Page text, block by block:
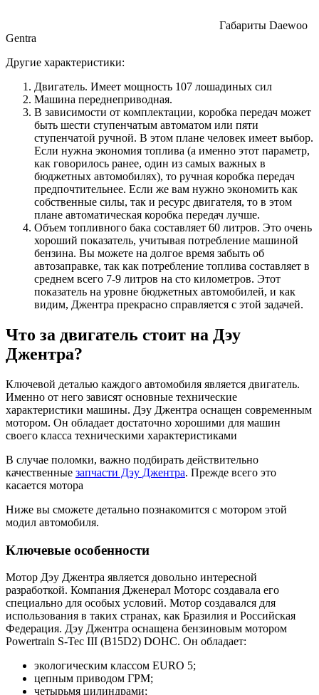
Габариты Daewoo
Gentra
Другие характеристики:
Двигатель. Имеет мощность 107 лошадиных сил
Машина переднеприводная.
В зависимости от комплектации, коробка передач может
быть шести ступенчатым автоматом или пяти
ступенчатой ручной. В этом плане человек имеет выбор.
Если нужна экономия топлива (а именно этот параметр,
как говорилось ранее, один из самых важных в
бюджетных автомобилях), то ручная коробка передач
предпочтительнее. Если же вам нужно экономить как
собственные силы, так и ресурс двигателя, то в этом
плане автоматическая коробка передач лучше.
Объем топливного бака составляет 60 литров. Это очень
хороший показатель, учитывая потребление машиной
бензина. Вы можете на долгое время забыть об
автозаправке, так как потребление топлива составляет в
среднем всего 7-9 литров на сто километров. Этот
показатель на уровне бюджетных автомобилей, и как
видим, Джентра прекрасно справляется с этой задачей.
Что за двигатель стоит на Дэу
Джентра?
Ключевой деталью каждого автомобиля является двигатель.
Именно от него зависят основные технические
характеристики машины. Дэу Джентра оснащен современным
мотором. Он обладает достаточно хорошими для машин
своего класса техническими характеристиками
В случае поломки, важно подбирать действительно
качественные запчасти Дэу Джентра. Прежде всего это
касается мотора
Ниже вы сможете детально познакомится с мотором этой
модил автомобиля.
Ключевые особенности
Мотор Дэу Джентра является довольно интересной
разработкой. Компания Дженерал Моторс создавала его
специально для особых условий. Мотор создавался для
использования в таких странах, как Бразилия и Российская
Федерация. Дэу Джентра оснащена бензиновым мотором
Powertrain S-Tec III (B15D2) DOHC. Он обладает:
экологическим классом EURO 5;
цепным приводом ГРМ;
четырьмя цилиндрами;